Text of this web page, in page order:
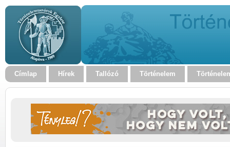
Címlap Hírek Tallózó Történelem